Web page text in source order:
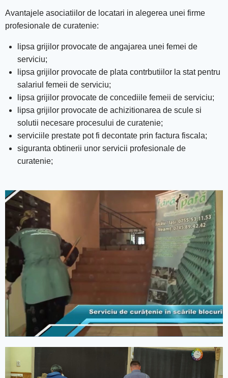
Avantajele asociatiilor de locatari in alegerea unei firme
profesionale de curatenie:
lipsa grijilor provocate de angajarea unei femei de
serviciu;
lipsa grijilor provocate de plata contrbutiilor la stat pentru
salariul femeii de serviciu;
lipsa grijilor provocate de concediile femeii de serviciu;
lipsa grijilor provocate de achizitionarea de scule si
solutii necesare procesului de curatenie;
serviciile prestate pot fi decontate prin factura fiscala;
siguranta obtinerii unor servicii profesionale de
curatenie;